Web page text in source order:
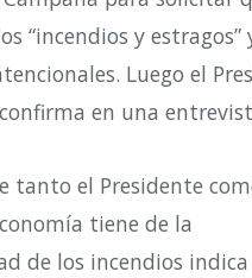
“incendios y estragos”
Luego el
en una
tanto el Presidente
tiene de la
de los incendios indica